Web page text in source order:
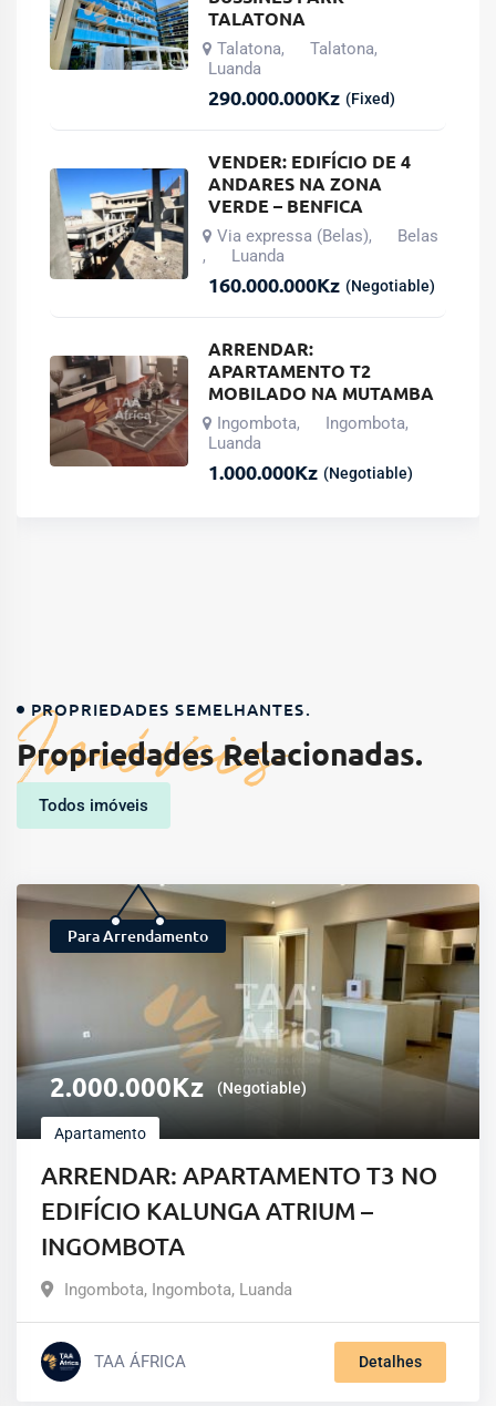
TALATONA
Talatona, Talatona,
Luanda
290.000.000Kz (Fixed)
VENDER: EDIFÍCIO DE 4
ANDARES NA ZONA
VERDE – BENFICA
Via expressa (Belas), Belas
, Luanda
160.000.000Kz (Negotiable)
ARRENDAR:
APARTAMENTO T2
MOBILADO NA MUTAMBA
Ingombota, Ingombota,
Luanda
1.000.000Kz (Negotiable)
Imóveis
PROPRIEDADES SEMELHANTES.
Propriedades Relacionadas.
Todos imóveis
Para Arrendamento
2.000.000Kz (Negotiable)
Apartamento
ARRENDAR: APARTAMENTO T3 NO
EDIFÍCIO KALUNGA ATRIUM –
INGOMBOTA
Ingombota, Ingombota, Luanda
TAA ÁFRICA Detalhes